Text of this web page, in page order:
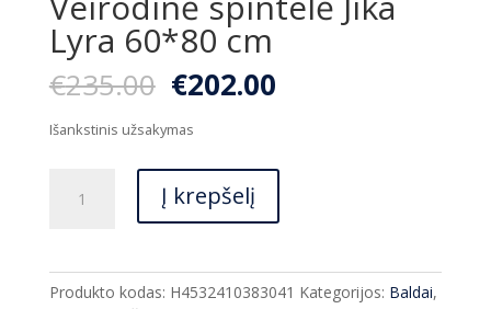
Lyra 60*80 cm
€235.00 Original
price
was:
€235.00.
€202.00Current
€202.00.
Išankstinis užsakymas
kiekis:
Į krepšelį
Produkto kodas: H4532410383041 Kategorijos: Baldai,